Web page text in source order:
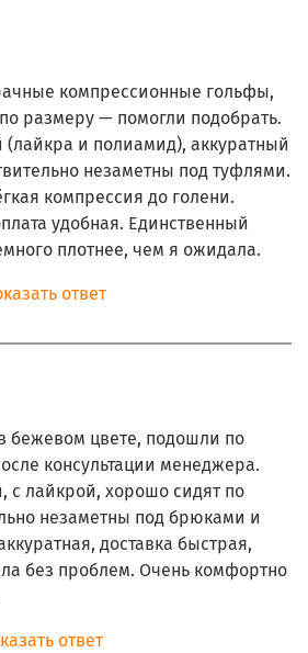
компрессионные гольфы,
размеру — помогли подобрать.
и полиамид), аккуратный
незаметны под туфлями.
компрессия до голени.
удобная. Единственный
плотнее, чем я ожидала.
ответ
бежевом цвете, подошли по
консультации менеджера.
с лайкрой, хорошо сидят по
незаметны под брюками и
доставка быстрая,
без проблем. Очень комфортно
ответ